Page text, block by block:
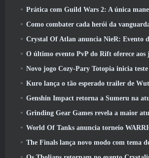
Prática com Guild Wars 2: A única
Como combater cada herói da
Crystal Of Atlan anuncia NieR: Evento de
O último evento PvP do Rift oferece aos jogadores a chance de ganhar até
Novo jogo Cozy-Pary Totopia inicia
Kuro lança o tão esperado trailer de Wuthering Waves Cyberpunk:
Genshin Impact retorna a Sumeru na
Grinding Gear Games revela a maior atualização do Path Of Exile II
World Of Tanks anuncia torneio WARRIORS
The Finals lança novo modo com tema de fantasia